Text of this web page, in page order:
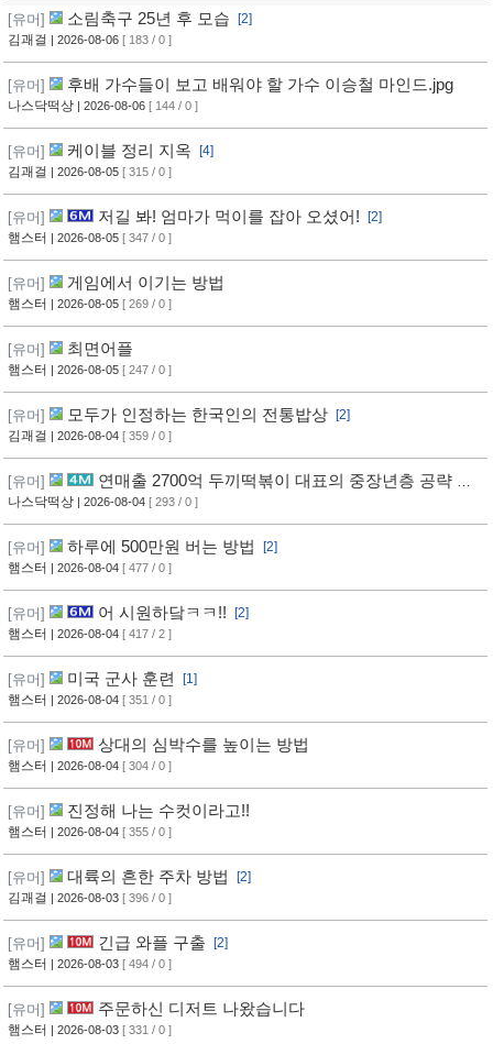
[유머] 소림축구 25년 후 모습 [2]
김괘걸 | 2026-08-06 [ 183 / 0 ]
[유머] 후배 가수들이 보고 배워야 할 가수 이승철 마인드.jpg
나스닥떡상 | 2026-08-06 [ 144 / 0 ]
[유머] 케이블 정리 지옥 [4]
김괘걸 | 2026-08-05 [ 315 / 0 ]
[유머] 저길 봐! 엄마가 먹이를 잡아 오셨어! [2]
햄스터 | 2026-08-05 [ 347 / 0 ]
[유머] 게임에서 이기는 방법
햄스터 | 2026-08-05 [ 269 / 0 ]
[유머] 최면어플
햄스터 | 2026-08-05 [ 247 / 0 ]
[유머] 모두가 인정하는 한국인의 전통밥상 [2]
김괘걸 | 2026-08-04 [ 359 / 0 ]
[유머]
연매출 2700억 두끼떡볶이 대표의 중장년층 공략 방
법
나스닥떡상 | 2026-08-04 [ 293 / 0 ]
[유머] 하루에 500만원 버는 방법
[2]
햄스터 | 2026-08-04 [ 477 / 0 ]
[유머] 어 시원하닼ㅋㅋ!! [2]
햄스터 | 2026-08-04 [ 417 / 2 ]
[유머] 미국 군사 훈련
[1]
햄스터 | 2026-08-04 [ 351 / 0 ]
[유머] 상대의 심박수를 높이는 방법
햄스터 | 2026-08-04 [ 304 / 0 ]
[유머] 진정해 나는 수컷이라고!!
햄스터 | 2026-08-04 [ 355 / 0 ]
[유머] 대륙의 흔한 주차 방법
[2]
김괘걸 | 2026-08-03 [ 396 / 0 ]
[유머] 긴급 와플 구출 [2]
햄스터 | 2026-08-03 [ 494 / 0 ]
[유머] 주문하신 디저트 나왔습니다
햄스터 | 2026-08-03 [ 331 / 0 ]